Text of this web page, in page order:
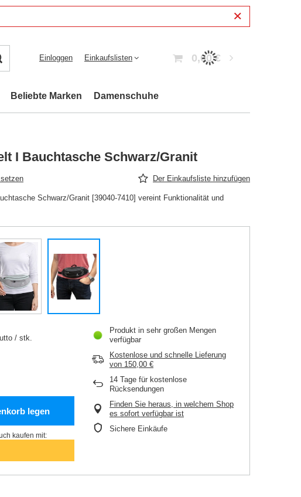
Einloggen Einkaufslisten 0,00 €
Beliebte Marken Damenschuhe
I Bauchtasche Schwarz/Granit
Der Einkaufsliste hinzufügen
Schwarz/Granit [39040-7410] vereint Funktionalität und
/ stk.
legen
kaufen mit:
Produkt in sehr großen Mengen
verfügbar
Kostenlose und schnelle Lieferung
von 150,00 €
14 Tage für kostenlose
Rücksendungen
Finden Sie heraus, in welchem Shop
es sofort verfügbar ist
Sichere Einkäufe